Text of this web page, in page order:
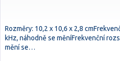
Rozměry: 10,2 x 10,6 x 2,8
kHz, náhodně se měníFrekvenční
mění se…